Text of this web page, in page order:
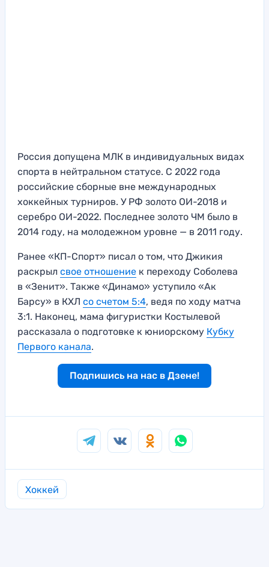
Россия допущена МЛК в индивидуальных видах
спорта в нейтральном статусе. С 2022 года
российские сборные вне международных
хоккейных турниров. У РФ золото ОИ-2018 и
серебро ОИ-2022. Последнее золото ЧМ было в
2014 году, на молодежном уровне — в 2011 году.
Ранее «КП-Спорт» писал о том, что Джикия
раскрыл свое отношение к переходу Соболева
в «Зенит». Также «Динамо» уступило «Ак
Барсу» в КХЛ со счетом 5:4, ведя по ходу матча
3:1. Наконец, мама фигуристки Костылевой
рассказала о подготовке к юниорскому Кубку
Первого канала.
Подпишись на нас в Дзене!
Хоккей